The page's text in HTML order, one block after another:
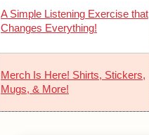
A Simple Listening Exercise that
Changes Everything!
Merch Is Here! Shirts, Stickers,
Mugs, & More!